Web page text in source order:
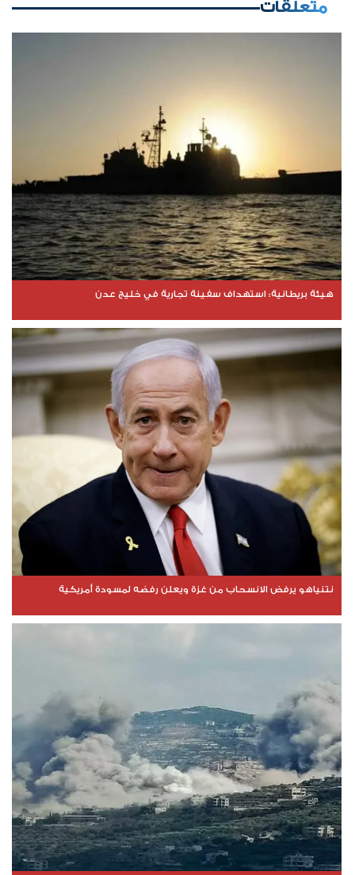
متعلقات
هيئة بريطانية: استهداف سفينة تجارية في خليج عدن
نتنياهو يرفض الانسحاب من غزة ويعلن رفضه لمسودة أمريكية